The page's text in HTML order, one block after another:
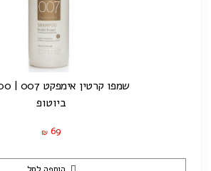
שמפו קרטין אימפקט 007 | 500 מ"ל
ביוטופ
₪ 69